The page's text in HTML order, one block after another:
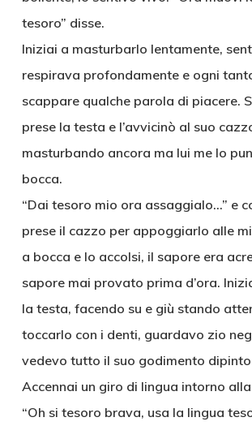
tesoro” disse.
Iniziai a masturbarlo lentamente,
respirava profondamente e ogni
scappare qualche parola di piacere.
prese la testa e l’avvicinò al suo
masturbando ancora ma lui me lo
bocca.
“Dai tesoro mio ora assaggialo…” e
prese il cazzo per appoggiarlo alle
a bocca e lo accolsi, il sapore era
sapore mai provato prima d’ora.
la testa, facendo su e giù stando
toccarlo con i denti, guardavo zio
vedevo tutto il suo godimento dipinto
Accennai un giro di lingua intorno
“Oh si tesoro brava, usa la lingua